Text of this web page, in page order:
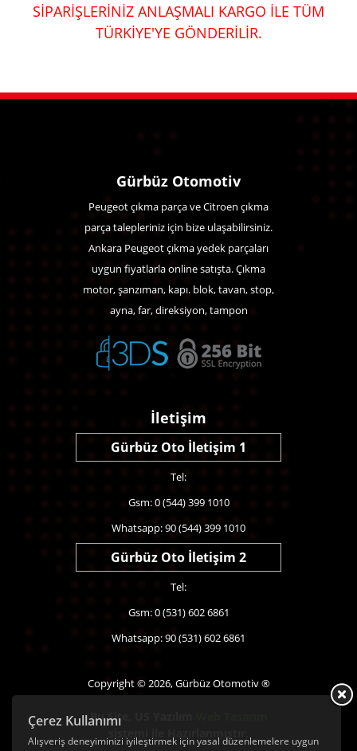
SİPARİŞLERİNİZ ANLAŞMALI KARGO İLE TÜM
TÜRKİYE'YE GÖNDERİLİR.
Çerez Kullanımı
Alışveriş deneyiminizi iyileştirmek için yasal düzenlemelere uygun
Gürbüz Otomotiv
Peugeot çıkma parça ve Citroen çıkma
parça talepleriniz için bize ulaşabilirsiniz.
Ankara Peugeot çıkma yedek parçaları
uygun fiyatlarla online satışta. Çıkma
motor, şanzıman, kapı. blok, tavan, stop,
ayna, far, direksiyon, tampon
İletişim
Gürbüz Oto İletişim 1
Tel:
Gsm: 0 (544) 399 1010
Whatsapp: 90 (544) 399 1010
Gürbüz Oto İletişim 2
Tel:
Gsm: 0 (531) 602 6861
Whatsapp: 90 (531) 602 6861
Copyright © 2026, Gürbüz Otomotiv ®
Bu Site,